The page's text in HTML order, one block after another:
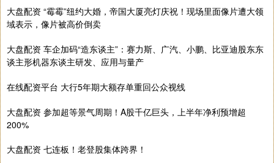
上证综指 3953.51 +13.47 +0.34%
大盘配资 “霉霉”纽约大婚，帝国大厦亮灯庆祝！现场里面像片遭大领
域表示，像片被高价倒卖
大盘配资 车企加码“造东谈主”：赛力斯、广汽、小鹏、比亚迪股东东
谈主形机器东谈主研发、应用与量产
在线配资平台 大行5年期大额存单重回公众视线
大盘配资 参加超等景气周期！A股千亿巨头，上半年净利预增超
200%
大盘配资 七连板！老登股集体跨界！